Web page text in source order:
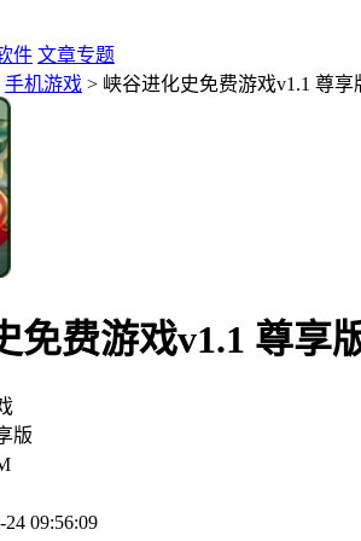
件 文章专题
手机游戏 > 峡谷进化史免费游戏v1.1 尊享
免费游戏v1.1 尊享
版
24 09:56:09